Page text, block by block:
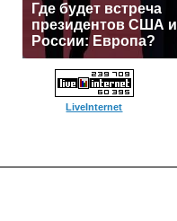
Где будет встреча
президентов США и
России: Европа?
LiveInternet